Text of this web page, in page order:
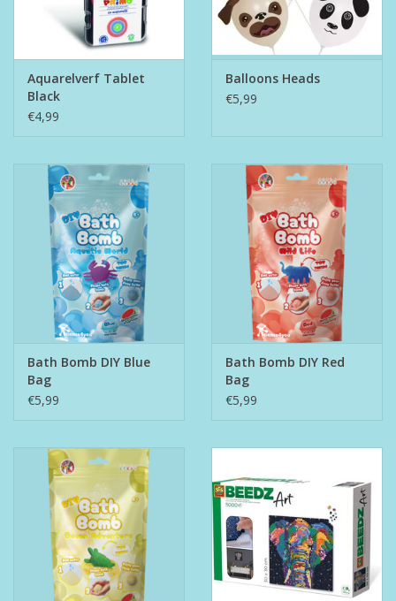
Aquarelverf Tablet
Black
€4,99
Balloons Heads
€5,99
Bath Bomb DIY Blue
Bag
€5,99
Bath Bomb DIY Red
Bag
€5,99